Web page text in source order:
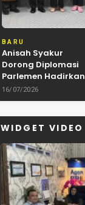
BARU
Anisah Syakur
Dorong Diplomasi
Parlemen Hadirkan
Kerja Sama
Internasional yang
Kota Depok
16/07/2026
WIDGET VIDEO